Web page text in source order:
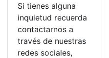
Si tienes alguna
inquietud recuerda
contactarnos a
través de nuestras
redes sociales,